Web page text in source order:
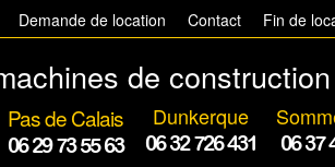
Demande de location Contact Fin de
de
Pas de Calais
06 29 73 55 63
Dunkerque
06 32 726 431 06 37